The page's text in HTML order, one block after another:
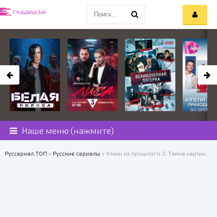
Наше меню (нажмите)
Руссериал.ТОП » Русские сериалы » Улики из прошлого 2: Тайна картины Коровина